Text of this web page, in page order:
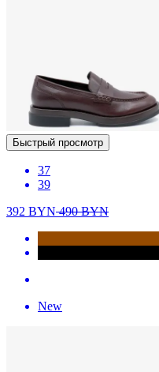
Быстрый просмотр
37
39
392 BYN490BYN
New